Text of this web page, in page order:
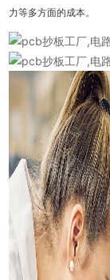
力等多方面的成本。